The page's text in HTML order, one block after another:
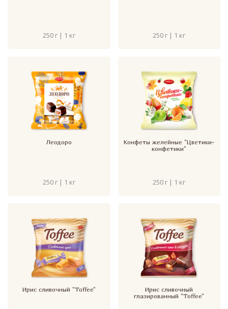
250 г | 1 кг 250 г | 1 кг
Леодоро
250 г | 1 кг
Конфеты желейные "Цветики-
конфетики"
250 г | 1 кг
Ирис сливочный "Toffee"
Ирис сливочный
глазированный "Toffee"